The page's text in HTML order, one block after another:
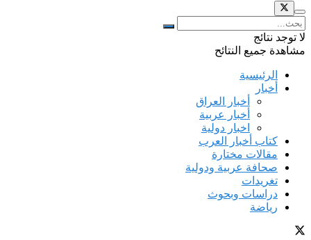
لا توجد نتائج
مشاهدة جميع النتائح
الرئيسية
أخبار
أخبار العراق
أخبار عربية
اخبار دولية
كتاب أخبار العرب
مقالات مختارة
صحافة عربية ودولية
تغريدات
دراسات وبحوث
رياضة